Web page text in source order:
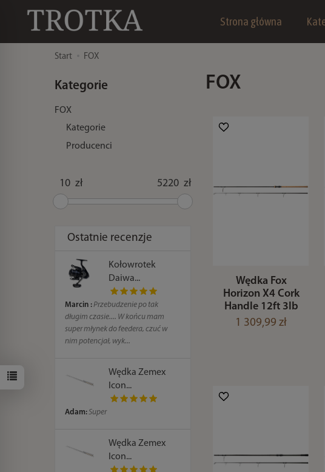
Strona główna
Start FOX
FOX
Wędka Fox
Horizon X4 Cork
Handle 12ft 3lb
1 309,99 zł
Kategorie
FOX
Kategorie
Producenci
zł zł
Ostatnie recenzje
Kołowrotek
Daiwa...
Marcin :Przebudzenie po tak
długim czasie.... W końcu mam
super młynek do feedera, czuć w
nim potencjał, wyk...
Wędka Zemex
Icon...
Adam:Super
Wędka Zemex
Icon...